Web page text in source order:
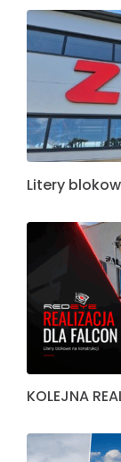
Litery
KOLEJNA